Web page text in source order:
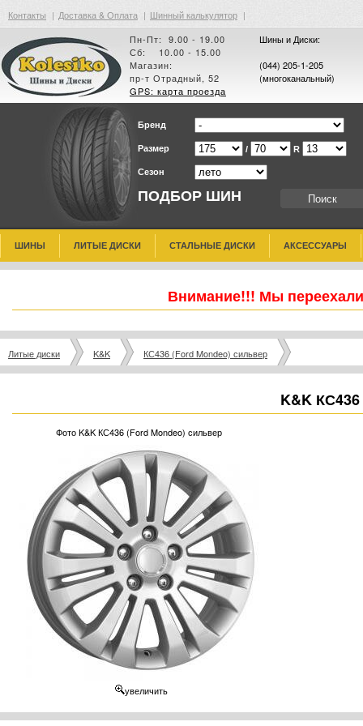
Контакты | Доставка & Оплата | Шинный калькулятор |
Пн-Пт: 9.00 - 19.00
Сб: 10.00 - 15.00
Магазин:
пр-т Отрадный, 52
GPS: карта проезда
Шины и Диски:
(044) 205-1-205
(многоканальный)
ПОДБОР ШИН
Бренд
Размер / R
Сезон
ШИНЫ ЛИТЫЕ ДИСКИ СТАЛЬНЫЕ ДИСКИ АКСЕССУАРЫ
Внимание!!! Мы
Литые диски K&K КС436 (Ford Mondeo) сильвер
K&K
Фото K&K КС436 (Ford Mondeo) сильвер
увеличить